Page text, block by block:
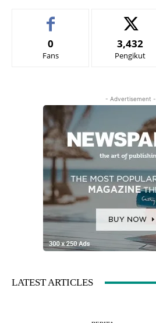
0
Fans
3,432
Pengikut
- Advertisement -
LATEST ARTICLES